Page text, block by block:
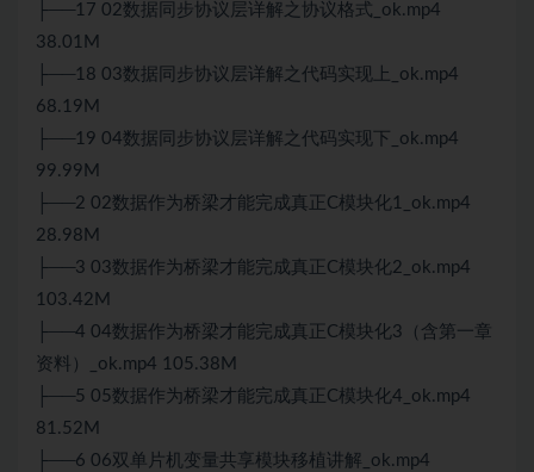
├──17 02数据同步协议层详解之协议格式_ok.mp4
38.01M
├──18 03数据同步协议层详解之代码实现上_ok.mp4
68.19M
├──19 04数据同步协议层详解之代码实现下_ok.mp4
99.99M
├──2 02数据作为桥梁才能完成真正C模块化1_ok.mp4
28.98M
├──3 03数据作为桥梁才能完成真正C模块化2_ok.mp4
103.42M
├──4 04数据作为桥梁才能完成真正C模块化3（含第一章
资料）_ok.mp4 105.38M
├──5 05数据作为桥梁才能完成真正C模块化4_ok.mp4
81.52M
├──6 06双单片机变量共享模块移植讲解_ok.mp4